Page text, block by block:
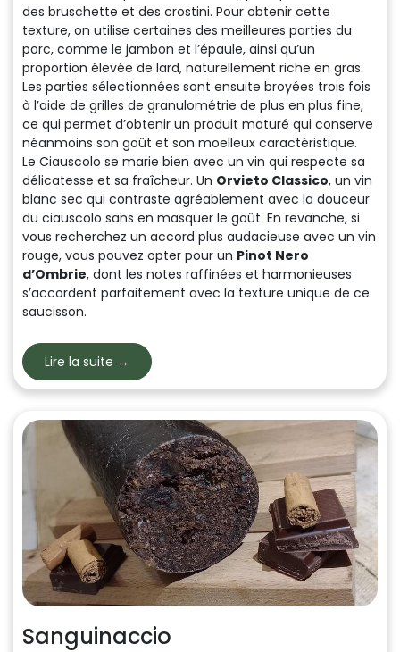
des bruschette et des crostini. Pour obtenir cette
texture, on utilise certaines des meilleures parties du
porc, comme le jambon et l’épaule, ainsi qu’un
proportion élevée de lard, naturellement riche en gras.
Les parties sélectionnées sont ensuite broyées trois fois
à l’aide de grilles de granulométrie de plus en plus fine,
ce qui permet d’obtenir un produit maturé qui conserve
néanmoins son goût et son moelleux caractéristique.
Le Ciauscolo se marie bien avec un vin qui respecte sa
délicatesse et sa fraîcheur. Un Orvieto Classico, un vin
blanc sec qui contraste agréablement avec la douceur
du ciauscolo sans en masquer le goût. En revanche, si
vous recherchez un accord plus audacieuse avec un vin
rouge, vous pouvez opter pour un Pinot Nero
d’Ombrie, dont les notes raffinées et harmonieuses
s’accordent parfaitement avec la texture unique de ce
saucisson.
Lire la suite →
Sanguinaccio